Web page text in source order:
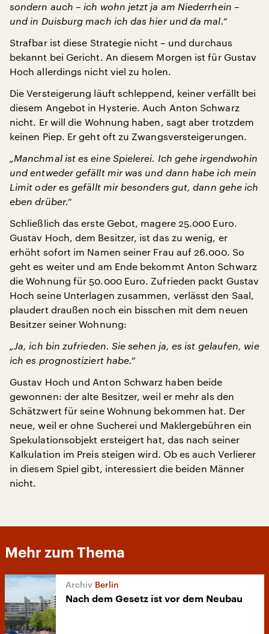
sondern auch – ich wohn jetzt ja am Niederrhein –
und in Duisburg mach ich das hier und da mal.“
Strafbar ist diese Strategie nicht – und durchaus
bekannt bei Gericht. An diesem Morgen ist für Gustav
Hoch allerdings nicht viel zu holen.
Die Versteigerung läuft schleppend, keiner verfällt bei
diesem Angebot in Hysterie. Auch Anton Schwarz
nicht. Er will die Wohnung haben, sagt aber trotzdem
keinen Piep. Er geht oft zu Zwangsversteigerungen.
„Manchmal ist es eine Spielerei. Ich gehe irgendwohin
und entweder gefällt mir was und dann habe ich mein
Limit oder es gefällt mir besonders gut, dann gehe ich
eben drüber.“
Schließlich das erste Gebot, magere 25.000 Euro.
Gustav Hoch, dem Besitzer, ist das zu wenig, er
erhöht sofort im Namen seiner Frau auf 26.000. So
geht es weiter und am Ende bekommt Anton Schwarz
die Wohnung für 50.000 Euro. Zufrieden packt Gustav
Hoch seine Unterlagen zusammen, verlässt den Saal,
plaudert draußen noch ein bisschen mit dem neuen
Besitzer seiner Wohnung:
„Ja, ich bin zufrieden. Sie sehen ja, es ist gelaufen, wie
ich es prognostiziert habe.“
Gustav Hoch und Anton Schwarz haben beide
gewonnen: der alte Besitzer, weil er mehr als den
Schätzwert für seine Wohnung bekommen hat. Der
neue, weil er ohne Sucherei und Maklergebühren ein
Spekulationsobjekt ersteigert hat, das nach seiner
Kalkulation im Preis steigen wird. Ob es auch Verlierer
in diesem Spiel gibt, interessiert die beiden Männer
nicht.
Mehr zum Thema
Berlin
Nach dem Gesetz ist vor dem Neubau